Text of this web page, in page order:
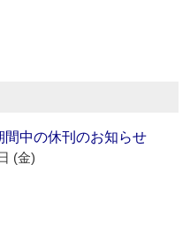
間中の休刊のお知らせ
(金)